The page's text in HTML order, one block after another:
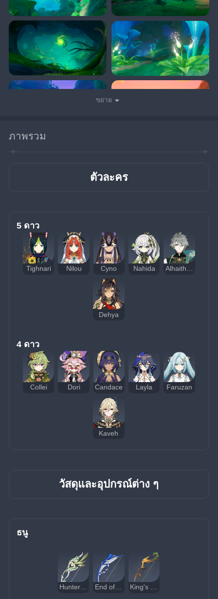
ขยาย
ภาพรวม
ตัวละคร
5 ดาว
Tighnari Nilou Cyno Nahida Alhaitham
Dehya
4 ดาว
Collei Dori Candace Layla Faruzan
Kaveh
วัสดุและอุปกรณ์ต่าง ๆ
ธนู
Hunter's Path End of the Line King's Squire